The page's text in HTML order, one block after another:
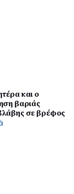
και ο
βαριάς
σε βρέφος